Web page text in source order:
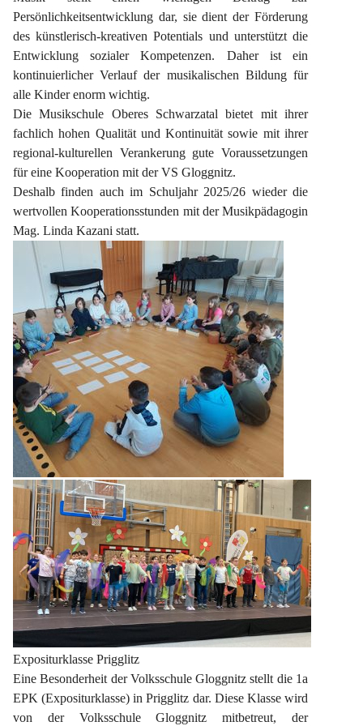
Persönlichkeitsentwicklung dar, sie dient der Förderung
des künstlerisch-kreativen Potentials und unterstützt die
Entwicklung sozialer Kompetenzen. Daher ist ein
kontinuierlicher Verlauf der musikalischen Bildung für
alle Kinder enorm wichtig.
Die Musikschule Oberes Schwarzatal bietet mit ihrer
fachlich hohen Qualität und Kontinuität sowie mit ihrer
regional-kulturellen Verankerung gute Voraussetzungen
für eine Kooperation mit der VS Gloggnitz.
Deshalb finden auch im Schuljahr 2025/26 wieder die
wertvollen Kooperationsstunden mit der Musikpädagogin
Mag. Linda Kazani statt.
Expositurklasse Prigglitz
Eine Besonderheit der Volksschule Gloggnitz stellt die 1a
EPK (Expositurklasse) in Prigglitz dar. Diese Klasse wird
von der Volksschule Gloggnitz mitbetreut, der